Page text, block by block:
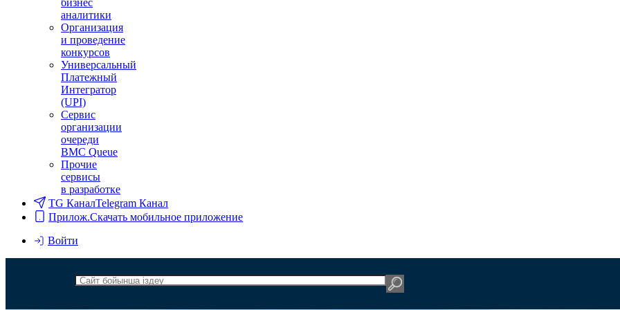
бизнес
аналитики
Организация
и проведение
конкурсов
Универсальный
Платежный
Интегратор
(UPI)
Сервис
организации
очереди
BMC Queue
Прочие
сервисы
в разработке
TG КаналTelegram Канал
Прилож.Скачать мобильное приложение
Войти